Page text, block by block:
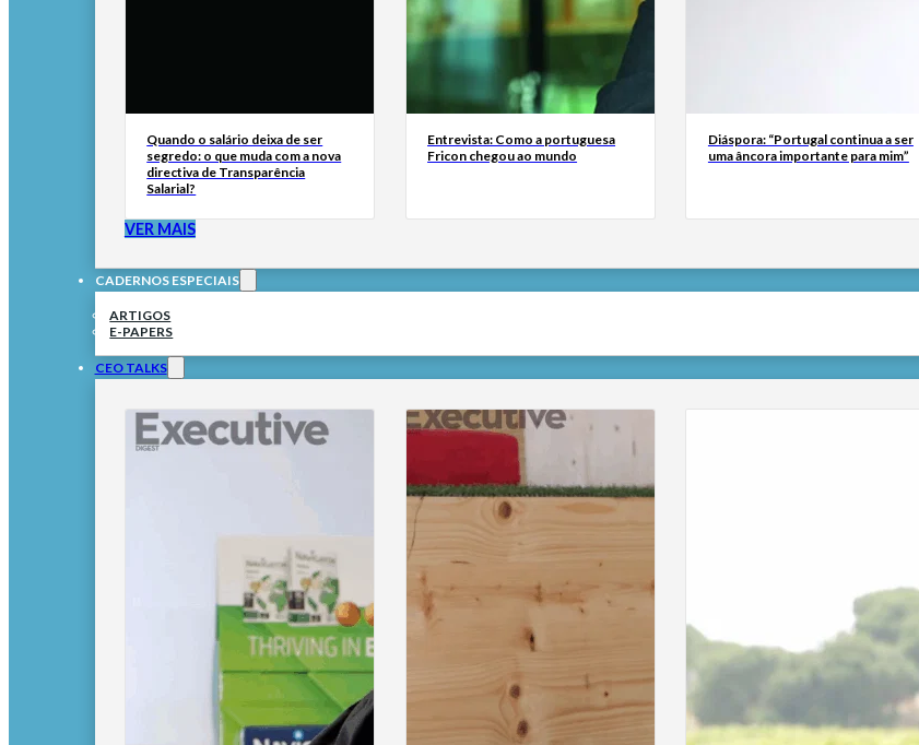
Quando o salário deixa de ser
segredo: o que muda com a nova
directiva de Transparência
Salarial?
Entrevista: Como a portuguesa
Fricon chegou ao mundo
Diáspora: “Portugal continua a ser
uma âncora importante para mim”
VER MAIS
CADERNOS ESPECIAIS
ARTIGOS
E-PAPERS
CEO TALKS